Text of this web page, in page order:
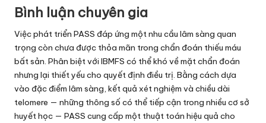
Bình luận chuyên gia
Việc phát triển PASS đáp ứng một nhu cầu lâm sàng quan
trọng còn chưa được thỏa mãn trong chẩn đoán thiếu máu
bất sản. Phân biệt với IBMFS có thể khó về mặt chẩn đoán
nhưng lại thiết yếu cho quyết định điều trị. Bằng cách dựa
vào đặc điểm lâm sàng, kết quả xét nghiệm và chiều dài
telomere — những thông số có thể tiếp cận trong nhiều cơ sở
huyết học — PASS cung cấp một thuật toán hiệu quả cho